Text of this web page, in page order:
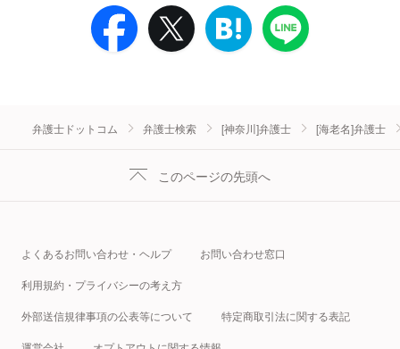
弁護士ドットコム 弁護士検索 [神奈川]弁護士 [海老名]弁護士
このページの先頭へ
よくあるお問い合わせ・ヘルプ お問い合わせ窓口
利用規約・プライバシーの考え方
外部送信規律事項の公表等について 特定商取引法に関する表記